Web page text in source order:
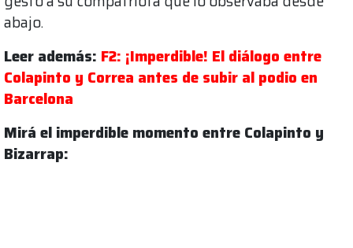
abajo.
Leer además: F2: ¡Imperdible! El diálogo entre
Colapinto y Correa antes de subir al podio en
Barcelona
Mirá el imperdible momento entre Colapinto y
Bizarrap: